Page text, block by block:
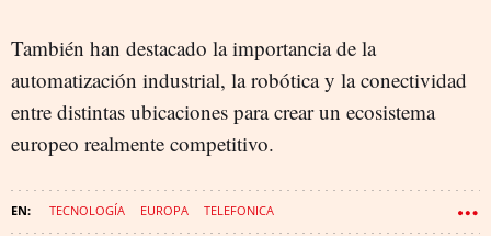
También han destacado la importancia de la
automatización industrial, la robótica y la conectividad
entre distintas ubicaciones para crear un ecosistema
europeo realmente competitivo.
TECNOLOGÍA EUROPA TELEFONICA